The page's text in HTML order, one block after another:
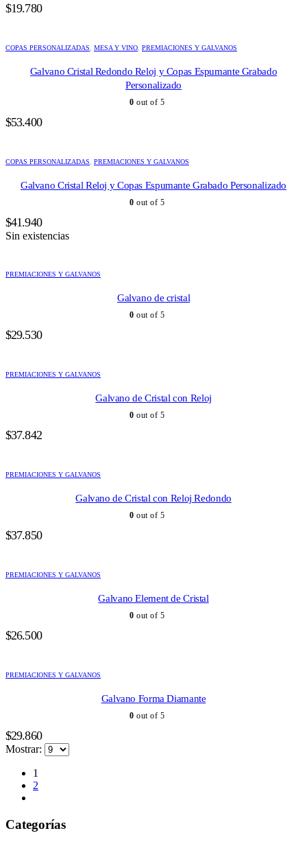
$19.780
COPAS PERSONALIZADAS MESA Y VINO PREMIACIONES Y GALVANOS
Galvano Cristal Redondo Reloj y Copas Espumante Grabado
Personalizado
0 out of 5
$53.400
COPAS PERSONALIZADAS PREMIACIONES Y GALVANOS
Galvano Cristal Reloj y Copas Espumante Grabado Personalizado
0 out of 5
$41.940
Sin existencias
PREMIACIONES Y GALVANOS
Galvano de cristal
0 out of 5
$29.530
PREMIACIONES Y GALVANOS
Galvano de Cristal con Reloj
0 out of 5
$37.842
PREMIACIONES Y GALVANOS
Galvano de Cristal con Reloj Redondo
0 out of 5
$37.850
PREMIACIONES Y GALVANOS
Galvano Element de Cristal
0 out of 5
$26.500
PREMIACIONES Y GALVANOS
Galvano Forma Diamante
0 out of 5
$29.860
Mostrar:
1
2
Categorías